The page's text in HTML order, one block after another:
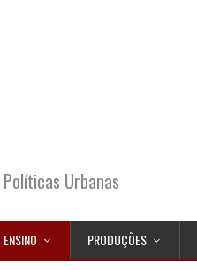
Urbanas
ENSINO PRODUÇÕES